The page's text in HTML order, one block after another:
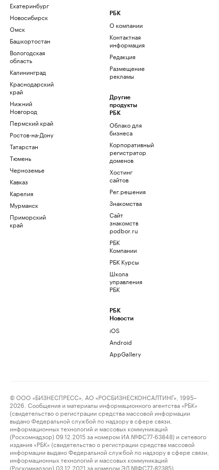
Екатеринбург
Новосибирск
Омск
Башкортостан
Вологодская
область
Калининград
Краснодарский
край
Нижний
Новгород
Пермский край
Ростов-на-Дону
Татарстан
Тюмень
Черноземье
Кавказ
Карелия
Мурманск
Приморский
край
РБК
О компании
Контактная
информация
Редакция
Размещение
рекламы
Другие
продукты
РБК
Облако для
бизнеса
Корпоративный
регистратор
доменов
Хостинг
сайтов
Рег.решения
Знакомства
Сайт
знакомств
podbor.ru
РБК
Компании
РБК Курсы
Школа
управления
РБК
РБК
Новости
iOS
Android
AppGallery
© ООО «БИЗНЕСПРЕСС», АО «РОСБИЗНЕСКОНСАЛТИНГ», 1995–
2026. Сообщения и материалы информационного агентства «РБК»
(свидетельство о регистрации средства массовой информации
выдано Федеральной службой по надзору в сфере связи,
информационных технологий и массовых коммуникаций
(Роскомнадзор) 09.12.2015 за номером ИА №ФС77-63848) и сетевого
издания «РБК» (свидетельство о регистрации средства массовой
информации выдано Федеральной службой по надзору в сфере связи,
информационных технологий и массовых коммуникаций
(Роскомнадзор) 03.12.2021 за номером ЭЛ №ФС77-82385)